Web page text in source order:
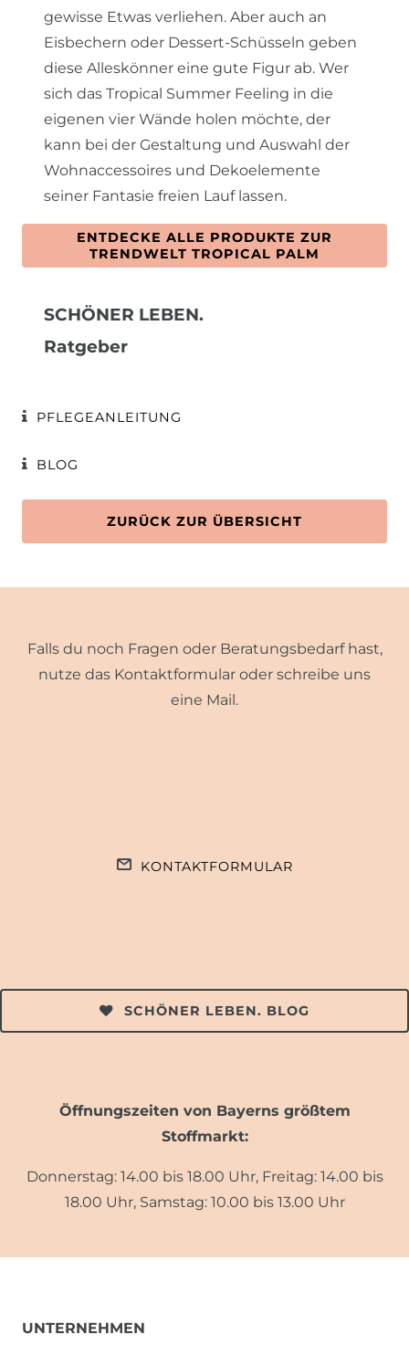
gewisse Etwas verliehen. Aber auch an
Eisbechern oder Dessert-Schüsseln geben
diese Alleskönner eine gute Figur ab. Wer
sich das Tropical Summer Feeling in die
eigenen vier Wände holen möchte, der
kann bei der Gestaltung und Auswahl der
Wohnaccessoires und Dekoelemente
seiner Fantasie freien Lauf lassen.
ENTDECKE ALLE PRODUKTE ZUR
TRENDWELT TROPICAL PALM
SCHÖNER LEBEN.
Ratgeber
PFLEGEANLEITUNG
BLOG
ZURÜCK ZUR ÜBERSICHT
Falls du noch Fragen oder Beratungsbedarf hast,
nutze das Kontaktformular oder schreibe uns
eine Mail.
KONTAKTFORMULAR
SCHÖNER LEBEN. BLOG
Öffnungszeiten von Bayerns größtem
Stoffmarkt:
Donnerstag: 14.00 bis 18.00 Uhr, Freitag: 14.00 bis
18.00 Uhr, Samstag: 10.00 bis 13.00 Uhr
UNTERNEHMEN